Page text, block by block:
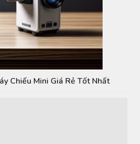
Chiếu Mini Giá Rẻ Tốt Nhất